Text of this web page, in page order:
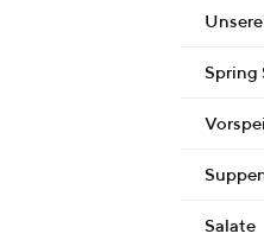
Spring
Salate